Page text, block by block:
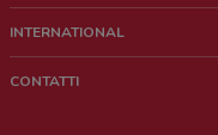
Chi siamo
Lavora con noi
Richieste commerciali e
INTERNATIONAL
CONTATTI